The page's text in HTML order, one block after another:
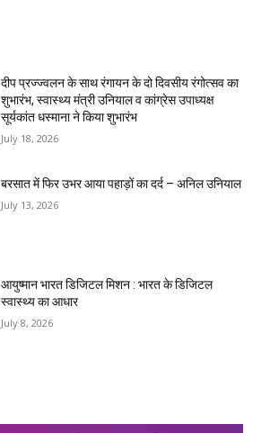
दीप प्रज्ज्वलन के साथ रंगायन के दो दिवसीय रंगोत्सव का
शुभारंभ, स्वास्थ्य मंत्री उनियाल व कांग्रेस उपाध्यक्ष
सूर्यकांत धस्माना ने किया शुभारंभ
July 18, 2026
बरसात में फिर उभर आया पहाड़ों का दर्द – अनिल उनियाल
July 13, 2026
आयुष्मान भारत डिजिटल मिशन : भारत के डिजिटल
स्वास्थ्य का आधार
July 8, 2026